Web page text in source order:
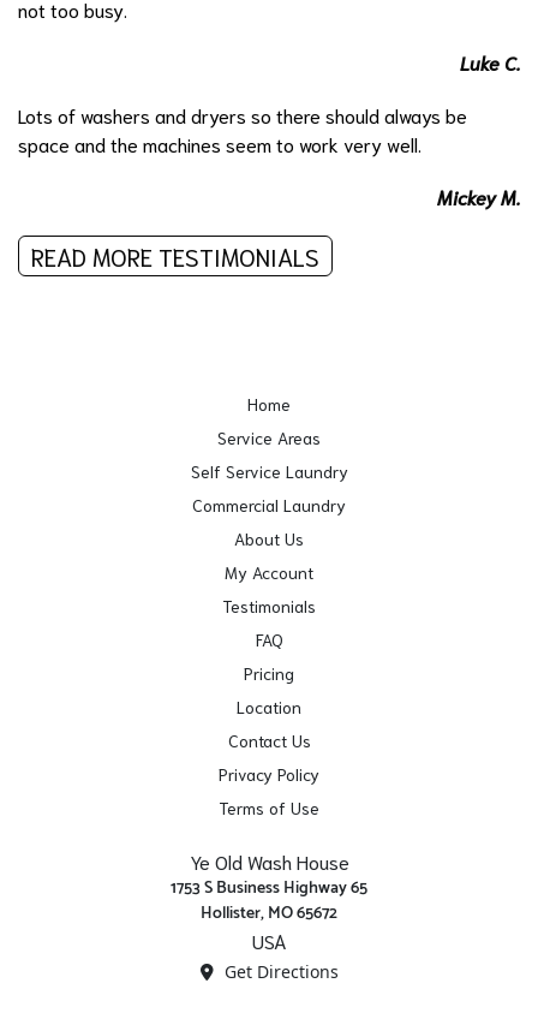
not too busy.
Luke C.
Lots of washers and dryers so there should always be
space and the machines seem to work very well.
Mickey M.
READ MORE TESTIMONIALS
Home
Service Areas
Self Service Laundry
Commercial Laundry
About Us
My Account
Testimonials
FAQ
Pricing
Location
Contact Us
Privacy Policy
Terms of Use
Ye Old Wash House
1753 S Business Highway 65
Hollister, MO 65672
USA
Get Directions